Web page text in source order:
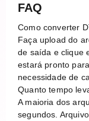
FAQ
Como converter
Faça upload do
de saída e clique
estará pronto
necessidade de
Quanto tempo
A maioria dos
segundos.